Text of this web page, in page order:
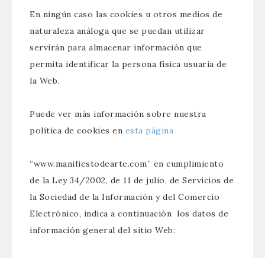
En ningún caso las cookies u otros medios de
naturaleza análoga que se puedan utilizar
servirán para almacenar información que
permita identificar la persona física usuaria de
la Web.
Puede ver más información sobre nuestra
política de cookies en esta página
“www.manifiestodearte.com” en cumplimiento
de la Ley 34/2002, de 11 de julio, de Servicios de
la Sociedad de la Información y del Comercio
Electrónico, indica a continuación los datos de
información general del sitio Web: